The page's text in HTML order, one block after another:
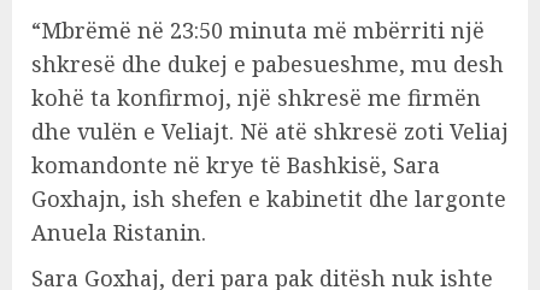
“Mbrëmë në 23:50 minuta më mbërriti një
shkresë dhe dukej e pabesueshme, mu desh
kohë ta konfirmoj, një shkresë me firmën
dhe vulën e Veliajt. Në atë shkresë zoti Veliaj
komandonte në krye të Bashkisë, Sara
Goxhajn, ish shefen e kabinetit dhe largonte
Anuela Ristanin.
Sara Goxhaj, deri para pak ditësh nuk ishte